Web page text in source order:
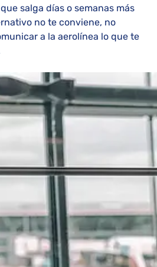
salga días o semanas más
no te conviene, no
a la aerolínea lo que te